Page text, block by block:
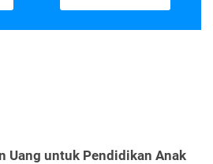
Uang untuk Pendidikan Anak